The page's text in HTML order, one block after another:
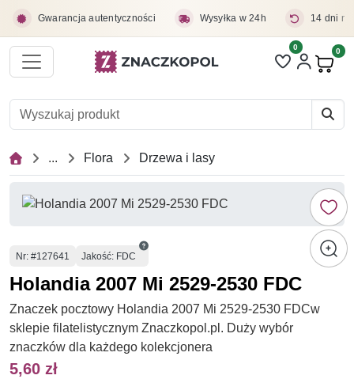
Gwarancja autentyczności Wysyłka w 24h 14 dni
Liczba pozycji
0 0
... Flora Drzewa i lasy
Numer
Nr: #127641 Jakość: FDC
Holandia 2007 Mi 2529-2530 FDC
Znaczek pocztowy Holandia 2007 Mi 2529-2530 FDCw
sklepie filatelistycznym Znaczkopol.pl. Duży wybór
znaczków dla każdego kolekcjonera
5,60 zł